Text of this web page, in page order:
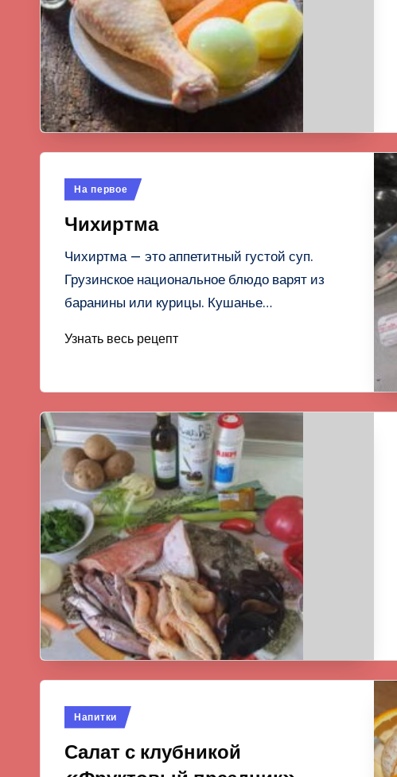
Опубликовано
На первое
Чихиртма
Чихиртма — это аппетитный густой суп.
Грузинское национальное блюдо варят из
баранины или курицы. Кушанье…
Узнать весь рецепт
Опубликовано
Напитки
Салат с клубникой